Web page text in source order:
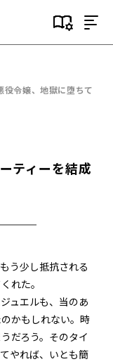
堕ちる。
で無双する。
アップする。
役令嬢、地獄に堕ちて
ティーを結成
う少し抵抗される
れた。
ュエルも、当のあ
かもしれない。時
だろう。そのタイ
やれば、いとも簡